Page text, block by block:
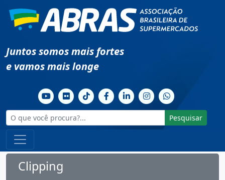
Juntos somos mais fortes
e vamos mais longe
Pesquisar
Clipping